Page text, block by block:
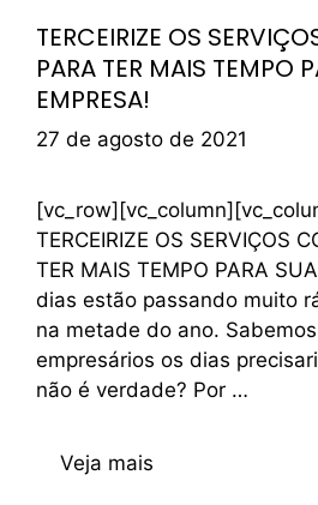
TERCEIRIZE OS
PARA TER MAIS TEMPO
EMPRESA!
27 de agosto de 2021
TERCEIRIZE OS SERVIÇOS
TER MAIS TEMPO PARA
dias estão passando muito
na metade do ano.
empresários os dias
não é verdade? Por …
Veja mais